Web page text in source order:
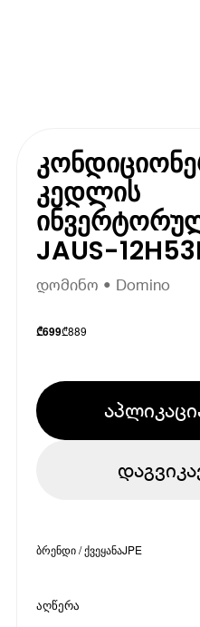
კედლის
JAUS-
დომინო • Domino
₾699₾889
ბრენდი / ქვეყანაJPE
აღწერა